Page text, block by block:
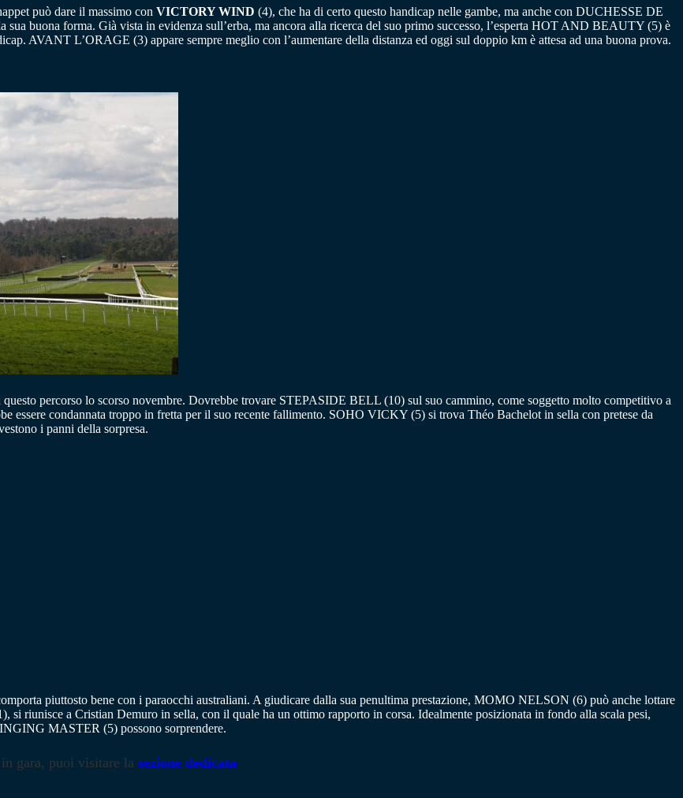
può dare il massimo con VICTORY WIND (4), che ha di certo questo handicap nelle gambe, ma anche con DUCHESSE DE
sua buona forma. Già vista in evidenza sull’erba, ma ancora alla ricerca del suo primo successo, l’esperta HOT AND BEAUTY (5) è
AVANT L’ORAGE (3) appare sempre meglio con l’aumentare della distanza ed oggi sul doppio km è attesa ad una buona prova.
questo percorso lo scorso novembre. Dovrebbe trovare STEPASIDE BELL (10) sul suo cammino, come soggetto molto competitivo a
condannata troppo in fretta per il suo recente fallimento. SOHO VICKY (5) si trova Théo Bachelot in sella con pretese da
i panni della sorpresa.
piuttosto bene con i paraocchi australiani. A giudicare dalla sua penultima prestazione, MOMO NELSON (6) può anche lottare
riunisce a Cristian Demuro in sella, con il quale ha un ottimo rapporto in corsa. Idealmente posizionata in fondo alla scala pesi,
MASTER (5) possono sorprendere.
gara, puoi visitare la sezione dedicata